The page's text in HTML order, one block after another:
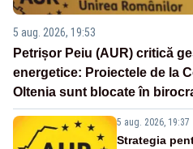
5 aug. 2026, 19:53
Petrișor Peiu (AUR) critică
energetice: Proiectele de la
Oltenia sunt blocate în
5 aug. 2026, 19:37
Strategia